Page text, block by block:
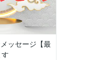
ッセージ【最